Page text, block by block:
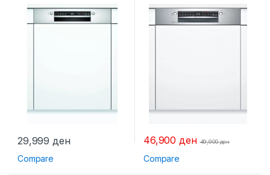
29,999ден
Compare
46,900ден 49,900ден
Compare